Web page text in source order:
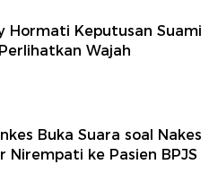
Hormati Keputusan Suami
Wajah
Buka Suara soal Nakes
Nirempati ke Pasien BPJS